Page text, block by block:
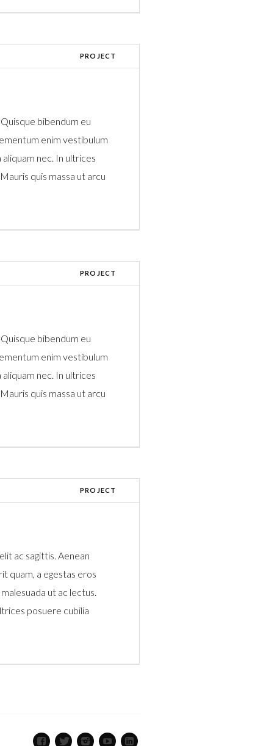
PROJECT
bibendum eu
enim vestibulum
nec. In ultrices
quis massa ut arcu
PROJECT
bibendum eu
enim vestibulum
nec. In ultrices
quis massa ut arcu
PROJECT
ac sagittis. Aenean
quam, a egestas eros
ut ac lectus.
posuere cubilia